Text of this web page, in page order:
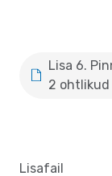
Lisa 6.
2 ohtlikud
Lisafail